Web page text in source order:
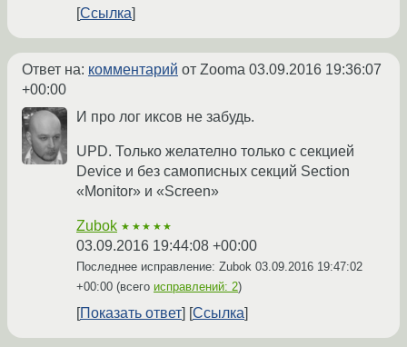
Ссылка
Ответ на: комментарий от Zooma 03.09.2016 19:36:07
+00:00
И про лог иксов не забудь.
UPD. Только желателно только с секцией
Device и без самописных секций Section
«Monitor» и «Screen»
Zubok ★★★★★
03.09.2016 19:44:08 +00:00
Последнее исправление: Zubok 03.09.2016 19:47:02
+00:00 (всего исправлений: 2)
Показать ответ Ссылка